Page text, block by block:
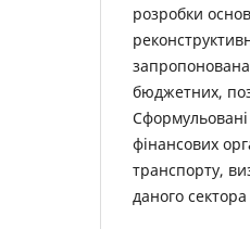
розробки
бюджетних,
фінансових
транспорту,
даного